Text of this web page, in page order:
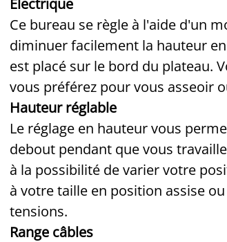
Ce bureau se règle à l'aide d'un
diminuer facilement la hauteur
est placé sur le bord du plateau.
vous préférez pour vous asseoir
Hauteur réglable
Le réglage en hauteur vous
debout pendant que vous
à la possibilité de varier votre
à votre taille en position assise
tensions.
Range câbles